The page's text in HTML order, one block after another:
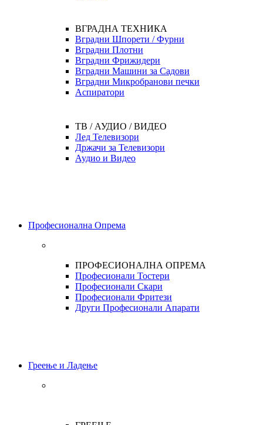
ВГРАДНА ТЕХНИКА
Вградни Шпорети / Фурни
Вградни Плотни
Вградни Фрижидери
Вградни Машини за Садови
Вградни Микробранови печки
Аспиратори
ТВ / АУДИО / ВИДЕО
Лед Телевизори
Држачи за Телевизори
Аудио и Видео
Професионална Опрема
ПРОФЕСИОНАЛНА ОПРЕМА
Професионали Тостери
Професионали Скари
Професионали Фритези
Други Професионали Апарати
Греење и Ладење